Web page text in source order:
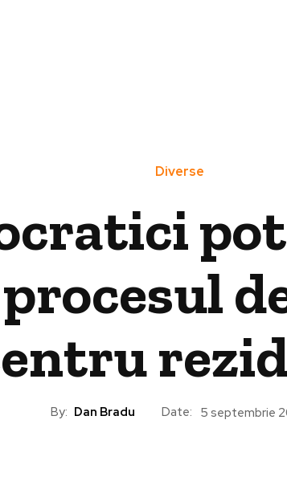
Diverse
By: Dan Bradu Date: 5 septembrie